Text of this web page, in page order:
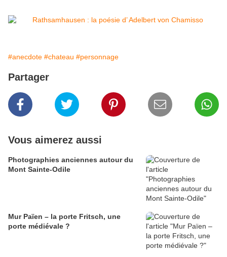
#anecdote #chateau #personnage
Partager
Vous aimerez aussi
Photographies anciennes autour du
Mont Sainte-Odile
Mur Païen – la porte Fritsch, une
porte médiévale ?